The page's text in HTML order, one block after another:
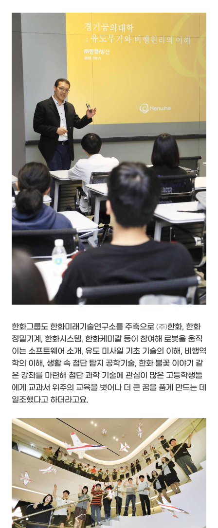
한화그룹도 한화미래기술연구소를 주축으로 (주)한화, 한화
정밀기계, 한화시스템, 한화케미칼 등이 참여해 로봇을 움직
이는 소프트웨어 소개, 유도 미사일 기초 기술의 이해, 비행역
학의 이해, 생활 속 첨단 탐지 공학기술, 한화 불꽃 이야기 같
은 강좌를 마련해 첨단 과학 기술에 관심이 많은 고등학생들
에게 교과서 위주의 교육을 벗어나 더 큰 꿈을 품게 만드는 데
일조했다고 하더라고요.